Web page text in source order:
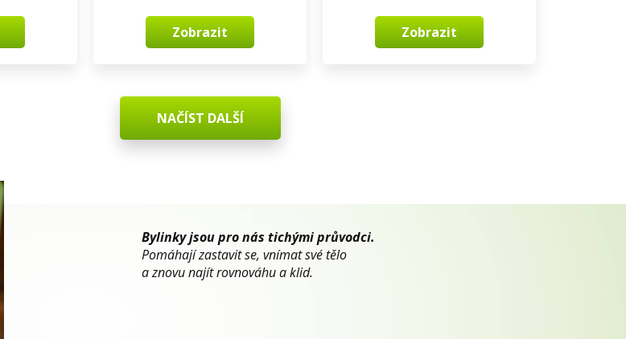
Zobrazit Zobrazit
NAČÍST DALŠÍ
Bylinky jsou pro nás tichými průvodci.
Pomáhají zastavit se, vnímat své tělo
a znovu najít rovnováhu a klid.